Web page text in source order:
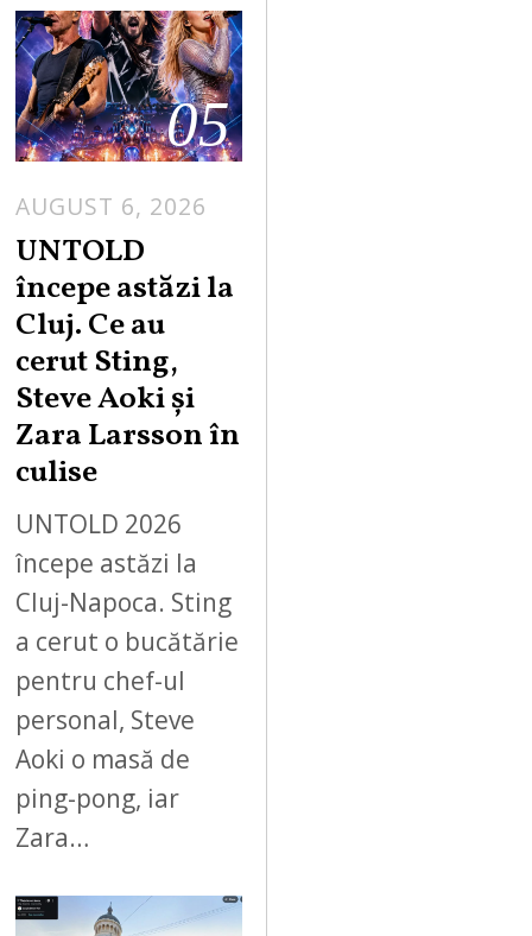
05
AUGUST 6, 2026
UNTOLD
începe astăzi la
Cluj. Ce au
cerut Sting,
Steve Aoki și
Zara Larsson în
culise
UNTOLD 2026
începe astăzi la
Cluj-Napoca. Sting
a cerut o bucătărie
pentru chef-ul
personal, Steve
Aoki o masă de
ping-pong, iar
Zara…